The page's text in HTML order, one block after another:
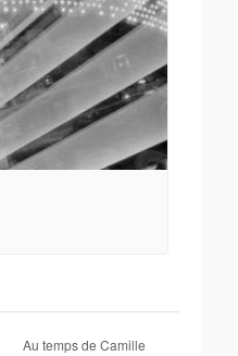
Au temps de Camille